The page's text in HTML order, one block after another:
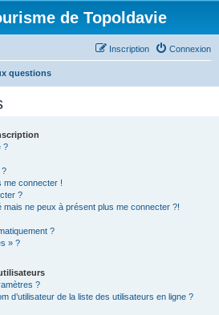
de Topoldavie
Connexion
Inscription
questions
?
?
me connecter !
?
mais ne peux à présent plus me connecter ?!
?
» ?
?
d’utilisateur de la liste des utilisateurs en ligne ?